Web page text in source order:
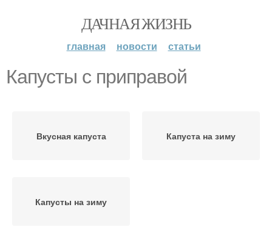
ДАЧНАЯ ЖИЗНЬ
главная новости статьи
Капусты с приправой
Вкусная капуста Капуста на зиму
Капусты на зиму